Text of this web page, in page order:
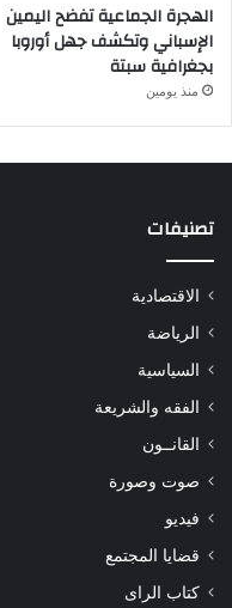
الهجرة الجماعية تفضح اليمين
الإسباني وتكشف جهل أوروبا
بجغرافية سبتة
منذ يومين
تصنيفات
الاقتصادية
الرياضة
السياسية
الفقه والشريعة
القانــون
صوت وصورة
فيديو
قضايا المجتمع
كتاب الراى